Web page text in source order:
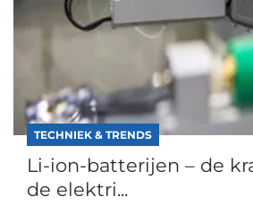
TECHNIEK & TRENDS
Li-ion-batterijen – de
de elektri...